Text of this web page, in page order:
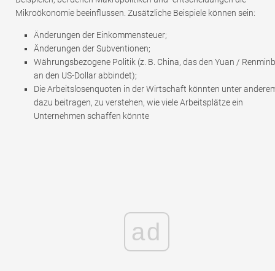
Mikroökonomie beeinflussen. Zusätzliche Beispiele können sein:
Änderungen der Einkommensteuer;
Änderungen der Subventionen;
Währungsbezogene Politik (z. B. China, das den Yuan /
an den US-Dollar abbindet);
Die Arbeitslosenquoten in der Wirtschaft könnten unter
dazu beitragen, zu verstehen, wie viele Arbeitsplätze ein
Unternehmen schaffen könnte
ad